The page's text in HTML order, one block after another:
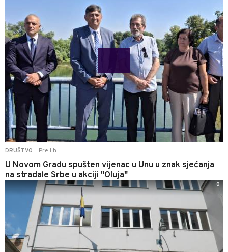
DRUŠTVO Pre 1 h
U Novom Gradu spušten vijenac u Unu u znak sjećanja
na stradale Srbe u akciji "Oluja"
0